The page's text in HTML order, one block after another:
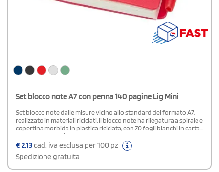
Set blocco note A7 con penna 140 pagine Lig Mini
Set blocco note dalle misure vicino allo standard del formato A7,
realizzato in materiali riciclati. Il blocco note ha rilegatura a spirale e
copertina morbida in plastica riciclata, con 70 fogli bianchi in carta
di pietra da 120 g/m² resistente all’acqua, angoli arrotondati e
passante integrato per la penna. Include una penna a sfera in ABS
riciclato con inchiostro blu e autonomia di scrittura fino a 250
metri, completato da anello metallico coordinato per aggancio a
zaino, borsa o portachiavi.
€2,13cad. iva esclusa per 100 pz
Spedizione gratuita